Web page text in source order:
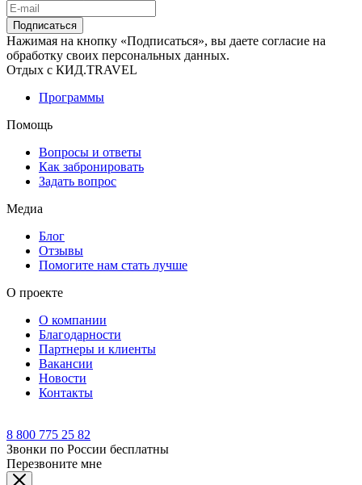
Подписаться
Нажимая на кнопку «Подписаться», вы даете согласие на
обработку своих персональных данных.
Отдых с КИД.TRAVEL
Программы
Помощь
Вопросы и ответы
Как забронировать
Задать вопрос
Медиа
Блог
Отзывы
Помогите нам стать лучше
О проекте
О компании
Благодарности
Партнеры и клиенты
Вакансии
Новости
Контакты
8 800 775 25 82
Звонки по России бесплатны
Перезвоните мне